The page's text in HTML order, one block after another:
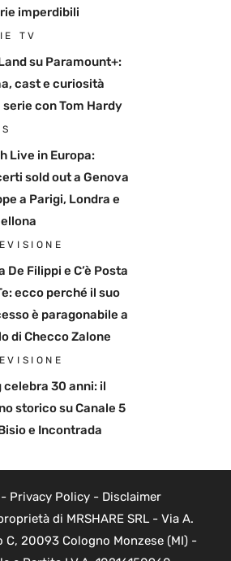
imperdibili
TV
su Paramount+:
cast e curiosità
serie con Tom Hardy
Live in Europa:
sold out a Genova
a Parigi, Londra e
De Filippi e C’è Posta
ecco perché il suo
è paragonabile a
di Checco Zalone
celebra 30 anni: il
storico su Canale 5
e Incontrada
Privacy Policy- Disclaimer
di MRSHARE SRL - Via A.
C, 20093 Cologno Monzese (MI) -